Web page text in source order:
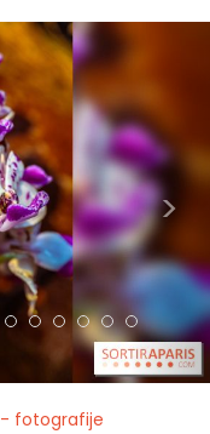
>
- fotografije